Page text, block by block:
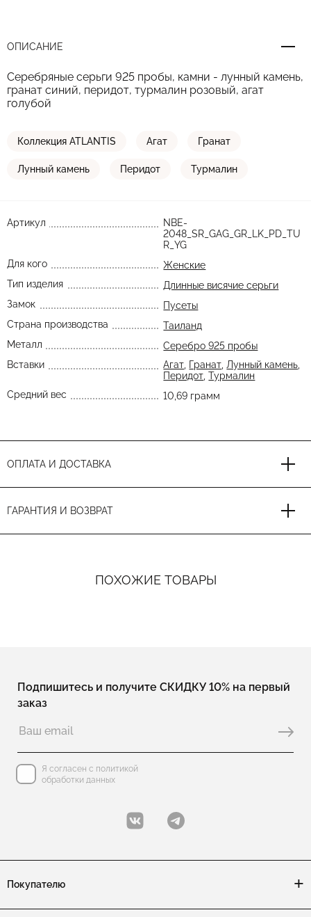
ОПИСАНИЕ
Серебряные серьги 925 пробы, камни - лунный камень,
гранат синий, перидот, турмалин розовый, агат
голубой
Коллекция ATLANTIS Агат Гранат
Лунный камень Перидот Турмалин
Артикул
NBE-
2048_SR_GAG_GR_LK_PD_TU
R_YG
Для кого
Женские
Тип изделия
Длинные висячие серьги
Замок
Пусеты
Страна производства
Таиланд
Металл
Серебро 925 пробы
Вставки
Агат Гранат Лунный камень
Перидот ,Турмалин
Средний вес
10,69 грамм
ОПЛАТА И ДОСТАВКА
ГАРАНТИЯ И ВОЗВРАТ
ПОХОЖИЕ ТОВАРЫ
Подпишитесь и получите СКИДКУ 10% на первый
заказ
Я согласен с политикой
обработки данных
Покупателю